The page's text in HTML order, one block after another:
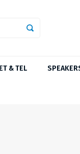
& TEL